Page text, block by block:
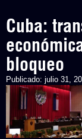
Cuba:
bloqueo
Publicado: julio 31,